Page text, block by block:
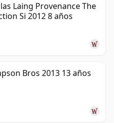
Laing Provenance The
Si 2012 8 años
Bros 2013 13 años